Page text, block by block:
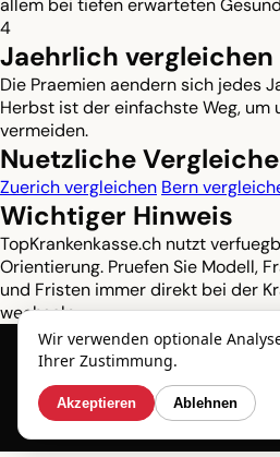
allem bei tiefen erwarteten
4
Jaehrlich vergleichen
Die Praemien aendern sich jedes
Herbst ist der einfachste Weg, um
vermeiden.
Nuetzliche Vergleiche
Zuerich vergleichen Bern
Wichtiger Hinweis
TopKrankenkasse.ch nutzt
Orientierung. Pruefen Sie Modell,
und Fristen immer direkt bei der
wechseln.
© 2026
Wir verwenden optionale
Ihrer Zustimmung.
Akzeptieren Ablehnen